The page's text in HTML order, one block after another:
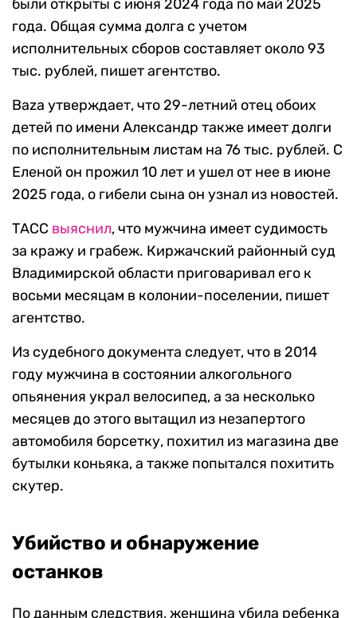
были открыты с июня 2024 года по май 2025
года. Общая сумма долга с учетом
исполнительных сборов составляет около 93
тыс. рублей, пишет агентство.
Baza утверждает, что 29-летний отец обоих
детей по имени Александр также имеет долги
по исполнительным листам на 76 тыс. рублей. С
Еленой он прожил 10 лет и ушел от нее в июне
2025 года, о гибели сына он узнал из новостей.
ТАСС выяснил, что мужчина имеет судимость
за кражу и грабеж. Киржачский районный суд
Владимирской области приговаривал его к
восьми месяцам в колонии-поселении, пишет
агентство.
Из судебного документа следует, что в 2014
году мужчина в состоянии алкогольного
опьянения украл велосипед, а за несколько
месяцев до этого вытащил из незапертого
автомобиля борсетку, похитил из магазина две
бутылки коньяка, а также попытался похитить
скутер.
Убийство и обнаружение
останков
По данным следствия, женщина убила ребенка